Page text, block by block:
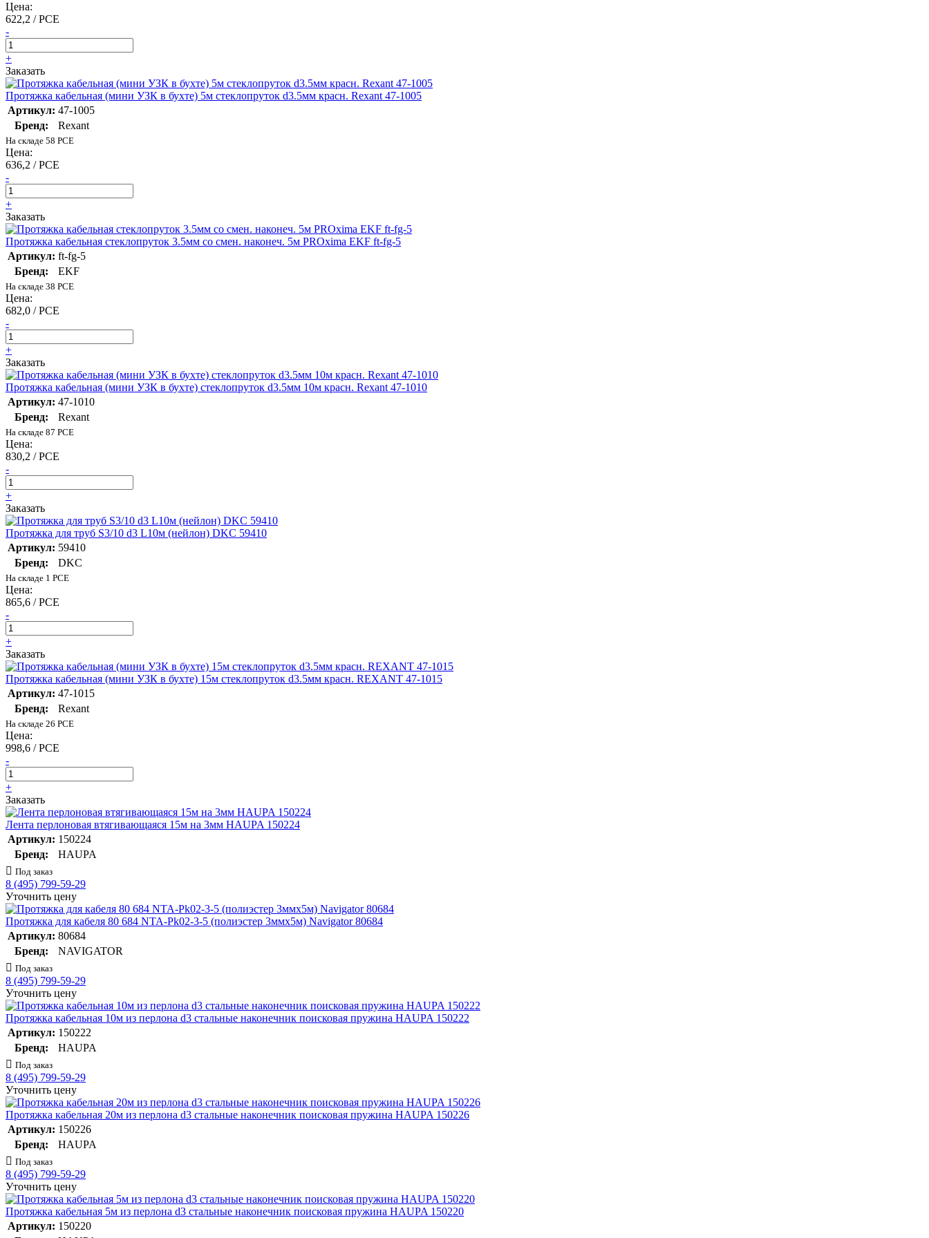
Цена:
622,2 / PCE
-
+
Заказать
Протяжка кабельная (мини УЗК в бухте) 5м стеклопруток d3.5мм красн. Rexant 47-1005
Артикул: 47-1005
Бренд:
Rexant
На складе 58 PCE
Цена:
636,2 / PCE
-
+
Заказать
Протяжка кабельная стеклопруток 3.5мм со смен. наконеч. 5м PROxima EKF ft-fg-5
Артикул: ft-fg-5
Бренд:
EKF
На складе 38 PCE
Цена:
682,0 / PCE
-
+
Заказать
Протяжка кабельная (мини УЗК в бухте) стеклопруток d3.5мм 10м красн. Rexant 47-1010
Артикул: 47-1010
Бренд:
Rexant
На складе 87 PCE
Цена:
830,2 / PCE
-
+
Заказать
Протяжка для труб S3/10 d3 L10м (нейлон) DKC 59410
Артикул: 59410
Бренд:
DKC
На складе 1 PCE
Цена:
865,6 / PCE
-
+
Заказать
Протяжка кабельная (мини УЗК в бухте) 15м стеклопруток d3.5мм красн. REXANT 47-1015
Артикул: 47-1015
Бренд:
Rexant
На складе 26 PCE
Цена:
998,6 / PCE
-
+
Заказать
Лента перлоновая втягивающаяся 15м на 3мм HAUPA 150224
Артикул: 150224
Бренд:
HAUPA
Под заказ
8 (495) 799-59-29
Уточнить цену
Протяжка для кабеля 80 684 NTA-Pk02-3-5 (полиэстер 3ммх5м) Navigator 80684
Артикул: 80684
Бренд:
NAVIGATOR
Под заказ
8 (495) 799-59-29
Уточнить цену
Протяжка кабельная 10м из перлона d3 стальные наконечник поисковая пружина HAUPA 150222
Артикул: 150222
Бренд:
HAUPA
Под заказ
8 (495) 799-59-29
Уточнить цену
Протяжка кабельная 20м из перлона d3 стальные наконечник поисковая пружина HAUPA 150226
Артикул: 150226
Бренд:
HAUPA
Под заказ
8 (495) 799-59-29
Уточнить цену
Протяжка кабельная 5м из перлона d3 стальные наконечник поисковая пружина HAUPA 150220
Артикул: 150220